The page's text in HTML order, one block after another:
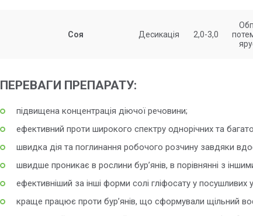
Соя Десикація 2,0-3,0
ПЕРЕВАГИ ПРЕПАРАТУ:
підвищена концентрація діючої речовини;
ефективний проти широкого спектру однорічних та
швидка дія та поглинання робочого розчину завдяки
швидше проникає в рослини бур’янів, в порівнянні з
ефективніший за інші форми солі гліфосату у посушливих
краще працює проти бур’янів, що сформували щільний